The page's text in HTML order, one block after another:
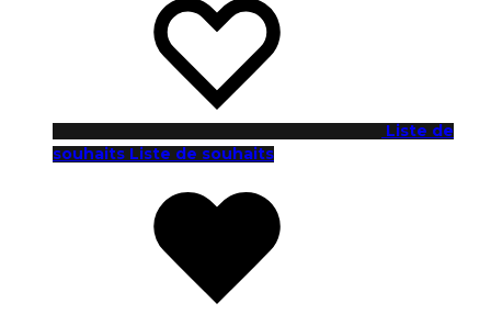
Liste de
souhaits Liste de souhaits